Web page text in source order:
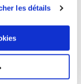
les détails